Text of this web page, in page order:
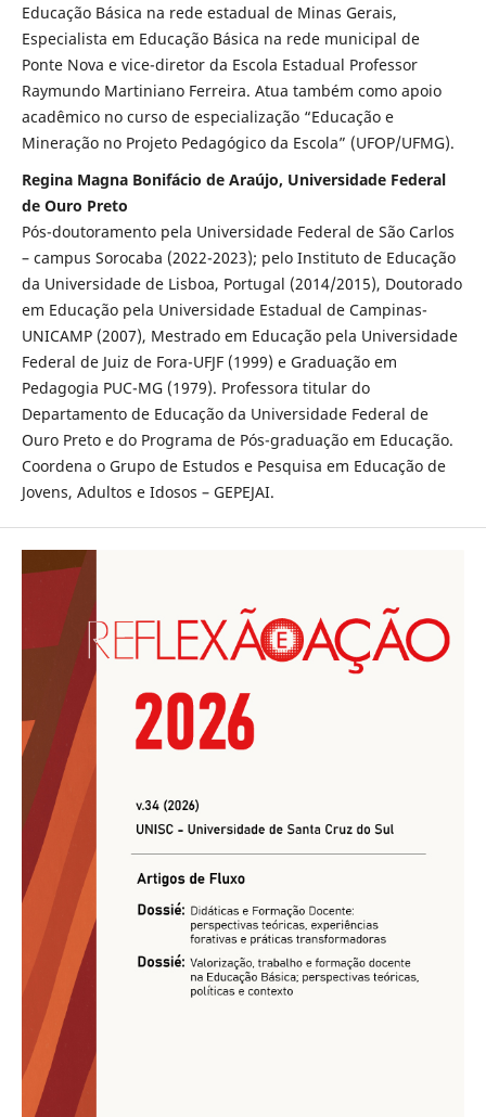
Educação Básica na rede estadual de Minas Gerais,
Especialista em Educação Básica na rede municipal de
Ponte Nova e vice-diretor da Escola Estadual Professor
Raymundo Martiniano Ferreira. Atua também como apoio
acadêmico no curso de especialização “Educação e
Mineração no Projeto Pedagógico da Escola” (UFOP/UFMG).
Regina Magna Bonifácio de Araújo, Universidade Federal
de Ouro Preto
Pós-doutoramento pela Universidade Federal de São Carlos
– campus Sorocaba (2022-2023); pelo Instituto de Educação
da Universidade de Lisboa, Portugal (2014/2015), Doutorado
em Educação pela Universidade Estadual de Campinas-
UNICAMP (2007), Mestrado em Educação pela Universidade
Federal de Juiz de Fora-UFJF (1999) e Graduação em
Pedagogia PUC-MG (1979). Professora titular do
Departamento de Educação da Universidade Federal de
Ouro Preto e do Programa de Pós-graduação em Educação.
Coordena o Grupo de Estudos e Pesquisa em Educação de
Jovens, Adultos e Idosos – GEPEJAI.